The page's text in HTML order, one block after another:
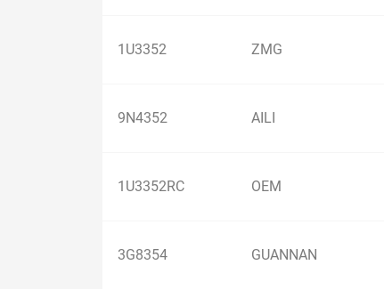
1U3352 ZMG
9N4352 AILI
1U3352RC OEM
3G8354 GUANNAN